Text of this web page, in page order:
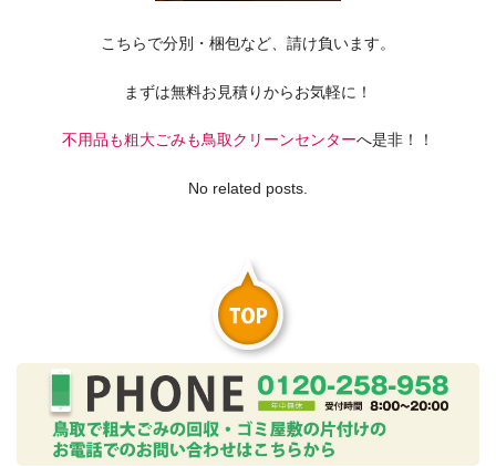
こちらで分別・梱包など、請け負います。
まずは無料お見積りからお気軽に！
不用品も粗大ごみも鳥取クリーンセンターへ是非！！
No related posts.